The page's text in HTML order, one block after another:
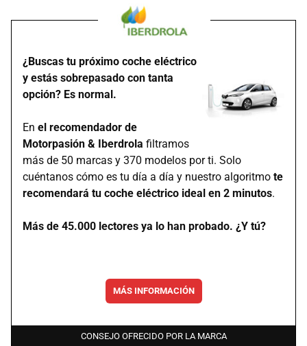
¿Buscas tu próximo coche eléctrico
y estás sobrepasado con tanta
opción? Es normal.
En el recomendador de
Motorpasión & Iberdrola filtramos
más de 50 marcas y 370 modelos por ti. Solo
cuéntanos cómo es tu día a día y nuestro algoritmo te
recomendará tu coche eléctrico ideal en 2 minutos.
Más de 45.000 lectores ya lo han probado. ¿Y tú?
MÁS INFORMACIÓN
CONSEJO OFRECIDO POR LA MARCA